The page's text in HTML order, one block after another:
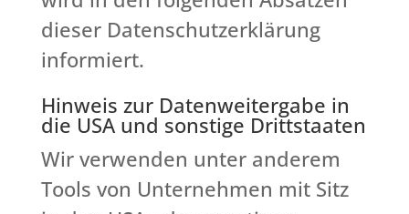
dieser Datenschutzerklärung
informiert.
Hinweis zur Datenweitergabe in
die USA und sonstige Drittstaaten
Wir verwenden unter anderem
Tools von Unternehmen mit Sitz